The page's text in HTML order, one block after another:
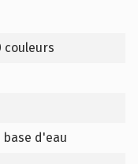
couleurs
d'eau